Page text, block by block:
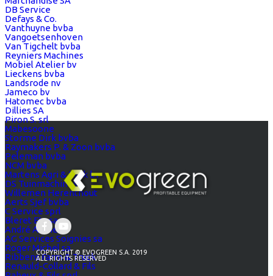
DB Service
Defays & Co.
Vanthuyne bvba
Vangoetsenhoven
Van Tigchelt bvba
Reyniers Machines
Mobiel Atelier bv
Lieckens bvba
Landsrode nv
Jameco bv
Hatomec bvba
Dillies SA
Piron S. srl
Mabesoone
Storme Dirk bvba
Raymakers P. & Zoon bvba
Peleman bvba
NCM bvba
Martens Agri & Park bv
DS Tuinmachines
Willemen Herenthout
Aerts Sjef bvba
C Service sprl
Bleret Ets sa
André Ateliers
AG Services Soignies sa
Roger Michel sa
Ribbens Farm & Truck
Renauld-Collard & Fils
COPYRIGHT © EVOGREEN S.A. 2019
ALL RIGHTS RESERVED